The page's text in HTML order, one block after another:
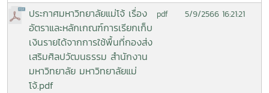
ประกาศมหาวิทยาลัยแม่โจ้ เรื่อง
อัตราและหลักเกณฑ์การเรียกเก็บ
เงินรายได้จากการใช้พื้นที่กองส่ง
เสริมศิลปวัฒนธรรม สำนักงาน
มหาวิทยาลัย มหาวิทยาลัยแม่
โจ้.pdf
pdf 5/9/2566 16:21:21